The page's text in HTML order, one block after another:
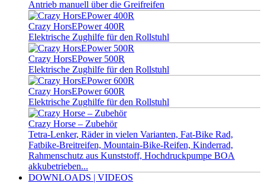
Antrieb manuell über die Greifreifen
Crazy HorsEPower 400R
Elektrische Zughilfe für den Rollstuhl
Crazy HorsEPower 500R
Elektrische Zughilfe für den Rollstuhl
Crazy HorsEPower 600R
Elektrische Zughilfe für den Rollstuhl
Crazy Horse – Zubehör
Tetra-Lenker, Räder in vielen Varianten, Fat-Bike Rad,
Fatbike-Breitreifen, Mountain-Bike-Reifen, Kinderrad,
Rahmenschutz aus Kunststoff, Hochdruckpumpe BOA
akkubetrieben...
DOWNLOADS | VIDEOS